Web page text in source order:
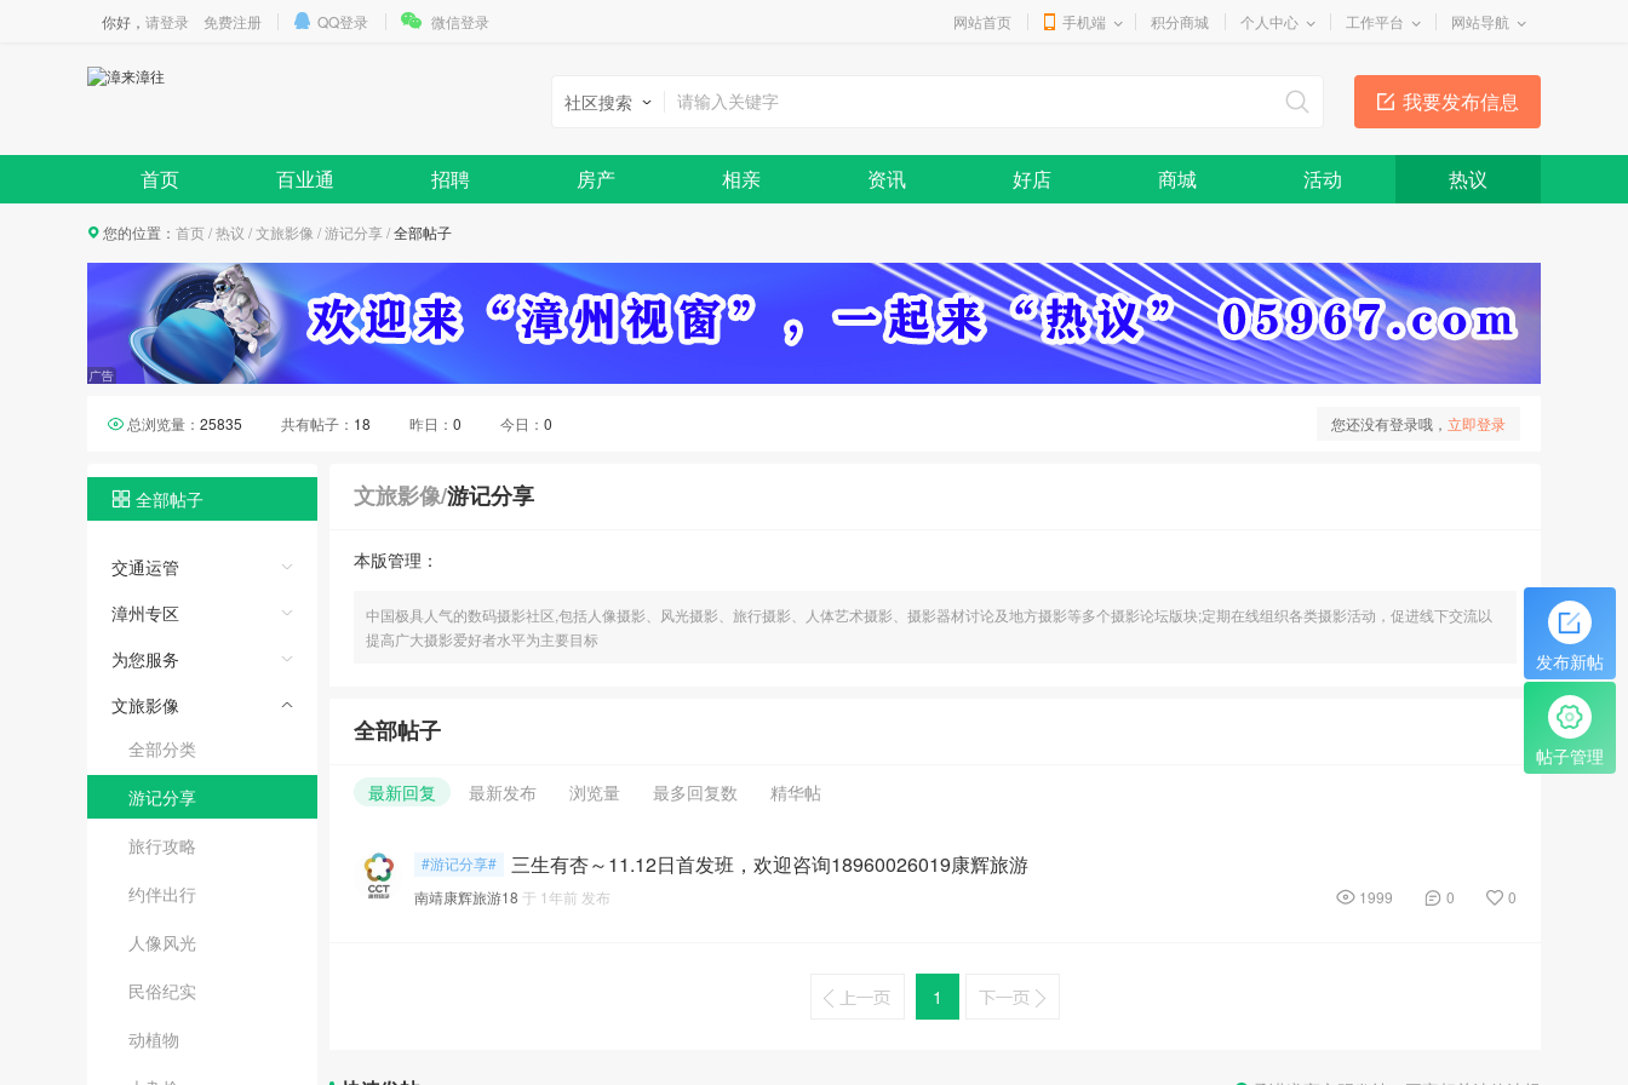
你好， 请登录 免费注册 QQ登录 微信登录 网站首页 手机端 积分商城 个人中心 工作平台 网站导航
我要发布信息
社区搜索
首页 百业通 招聘 房产 相亲 资讯 好店 商城 活动 热议
您的位置： 首页/热议 /文旅影像 /游记分享/全部帖子
您还没有登录哦， 立即登录
总浏览量： 25835 共有帖子： 18 昨日： 0 今日： 0
全部帖子
交通运管
漳州专区
为您服务
文旅影像
全部分类
游记分享
旅行攻略
约伴出行
人像风光
民俗纪实
动植物
文旅影像/游记分享
本版管理：
中国极具人气的数码摄影社区,包括人像摄影、风光摄影、旅行摄影、人体艺术摄影、摄影器材讨论及地方摄影等多个摄影论坛版块;定期在线组织各类摄影活动，促进线下交流以
提高广大摄影爱好者水平为主要目标
全部帖子
最新回复 最新发布 浏览量 最多回复数 精华帖
#游记分享# 三生有杏～11.12日首发班，欢迎咨询18960026019康辉旅游
1999 0 0
南靖康辉旅游18 于 1年前 发布
1
发布新帖
帖子管理